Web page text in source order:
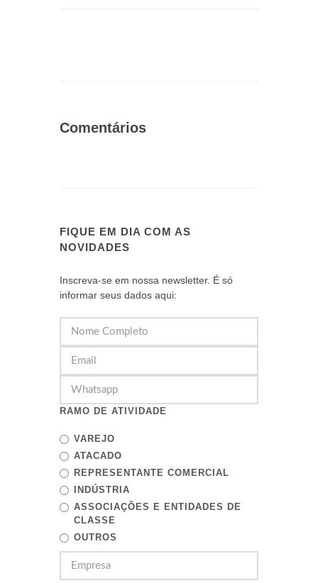
Comentários
FIQUE EM DIA COM AS
NOVIDADES
Inscreva-se em nossa newsletter. É só
informar seus dados aqui:
RAMO DE ATIVIDADE
VAREJO
ATACADO
REPRESENTANTE COMERCIAL
INDÚSTRIA
ASSOCIAÇÕES E ENTIDADES DE
CLASSE
OUTROS